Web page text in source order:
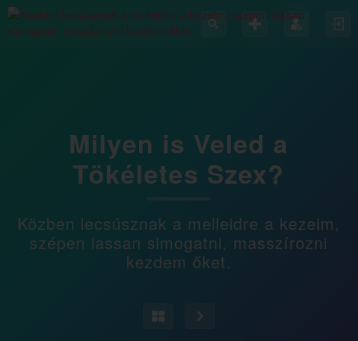
Milyen is Veled a
Tökéletes Szex?
Közben lecsúsznak a melleidre a kezeim,
szépen lassan simogatni, masszírozni
kezdem őket.